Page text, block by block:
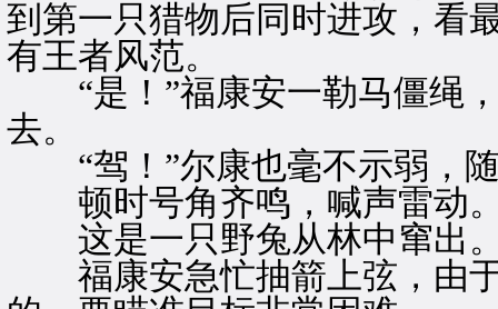
到第一只猎物后同时进攻，看
有王者风范。
“是！”福康安一勒马僵绳，
去。
“驾！”尔康也毫不示弱，
顿时号角齐鸣，喊声雷动
这是一只野兔从林中窜出
福康安急忙抽箭上弦，由于